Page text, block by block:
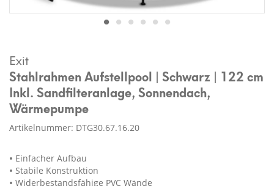
Exit
Stahlrahmen Aufstellpool | Schwarz | 122 cm
Inkl. Sandfilteranlage, Sonnendach,
Wärmepumpe
Artikelnummer: DTG30.67.16.20
Einfacher Aufbau
Stabile Konstruktion
Widerbestandsfähige PVC Wände